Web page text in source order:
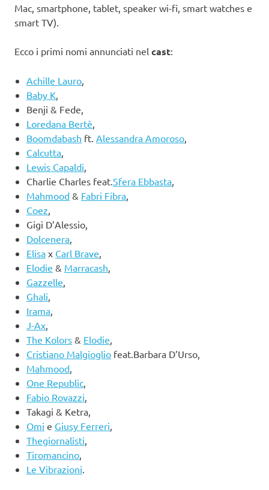
Mac, smartphone, tablet, speaker wi-fi, smart watches e
smart TV).
Ecco i primi nomi annunciati nel cast:
Achille Lauro
Baby K
Benji & Fede,
Loredana Bertè
Boomdabash ft. Alessandra Amoroso
Calcutta
Lewis Capaldi
Charlie Charles feat. Sfera Ebbasta
Mahmood & Fabri Fibra
Coez
Gigi D’Alessio,
Dolcenera
Elisa x Carl Brave
Elodie & Marracash
Gazzelle
Ghali
Irama
J-Ax
The Kolors & Elodie
Cristiano Malgioglio feat.Barbara D’Urso,
Mahmood
One Republic
Fabio Rovazzi
Takagi & Ketra,
Omi e Giusy Ferreri
Thegiornalisti
Tiromancino
Le Vibrazioni